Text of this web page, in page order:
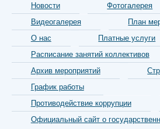
Новости
Фотогалерея
Видеогалерея
План
О нас
Платные услуги
Расписание занятий коллективов
Архив мероприятий
График работы
Противодействие коррупции
Официальный сайт о